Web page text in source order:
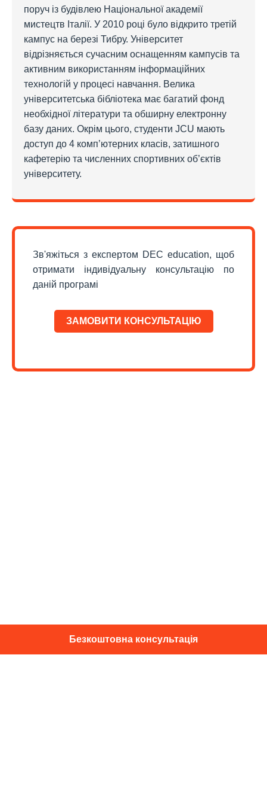
Безкоштовна консультація
поруч із будівлею Національної академії
мистецтв Італії. У 2010 році було відкрито третій
кампус на березі Тибру. Університет
відрізняється сучасним оснащенням кампусів та
активним використанням інформаційних
технологій у процесі навчання. Велика
університетська бібліотека має багатий фонд
необхідної літератури та обширну електронну
базу даних. Окрім цього, студенти JCU мають
доступ до 4 комп’ютерних класів, затишного
кафетерію та численних спортивних об’єктів
університету.
Зв'яжіться з експертом DEC education, щоб
отримати індивідуальну консультацію по
даній програмі
ЗАМОВИТИ КОНСУЛЬТАЦІЮ